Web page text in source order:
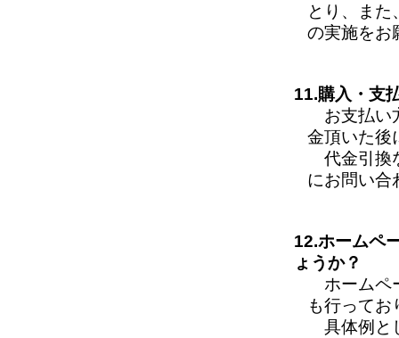
とり、また
の実施をお
11.購入・支
お支払い
金頂いた後
代金引換
にお問い合
12.ホームペ
ょうか？
ホームペ
も行ってお
具体例と